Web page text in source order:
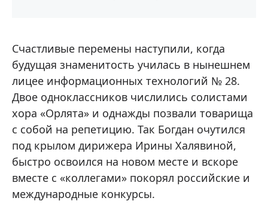
Счастливые перемены наступили, когда
будущая знаменитость училась в нынешнем
лицее информационных технологий № 28.
Двое одноклассников числились солистами
хора «Орлята» и однажды позвали товарища
с собой на репетицию. Так Богдан очутился
под крылом дирижера Ирины Халявиной,
быстро освоился на новом месте и вскоре
вместе с «коллегами» покорял российские и
международные конкурсы.